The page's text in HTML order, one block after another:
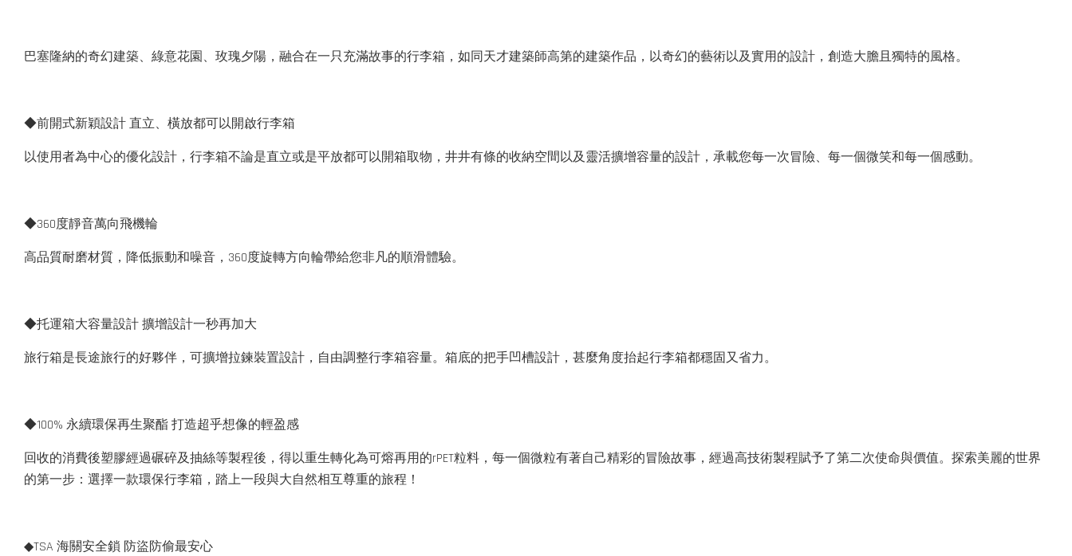
巴塞隆納的奇幻建築、綠意花園、玫瑰夕陽，融合在一只充滿故事的行李箱，如同天才建築師高第的建築作品，以奇幻的藝術以及實用的設計，創造大膽且獨特的風格。
◆前開式新穎設計 直立、橫放都可以開啟行李箱
以使用者為中心的優化設計，行李箱不論是直立或是平放都可以開箱取物，井井有條的收納空間以及靈活擴增容量的設計，承載您每一次冒險、每一個微笑和每一個感動。
◆360度靜音萬向飛機輪
高品質耐磨材質，降低振動和噪音，360度旋轉方向輪帶給您非凡的順滑體驗。
◆托運箱大容量設計 擴增設計一秒再加大
旅行箱是長途旅行的好夥伴，可擴增拉鍊裝置設計，自由調整行李箱容量。箱底的把手凹槽設計，甚麼角度抬起行李箱都穩固又省力。
◆100% 永續環保再生聚酯 打造超乎想像的輕盈感
回收的消費後塑膠經過碾碎及抽絲等製程後，得以重生轉化為可熔再用的rPET粒料，每一個微粒有著自己精彩的冒險故事，經過高技術製程賦予了第二次使命與價值。探索美麗的世界
的第一步：選擇一款環保行李箱，踏上一段與大自然相互尊重的旅程！
◆TSA 海關安全鎖 防盜防偷最安心